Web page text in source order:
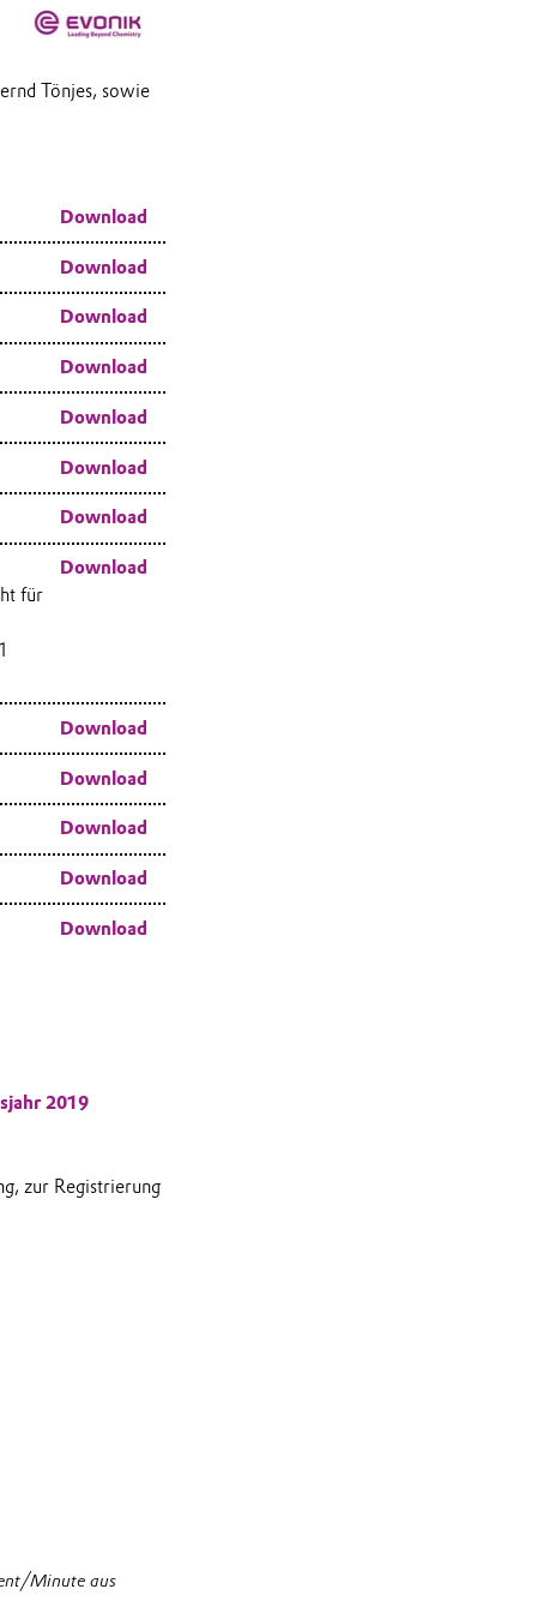
Tönjes, sowie
Download
Download
Download
Download
Download
Download
Download
für
Download
Download
Download
Download
Download
Download
2019
zur Registrierung
Minute aus